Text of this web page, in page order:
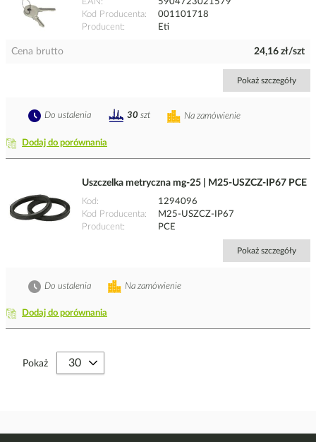
EAN
5904723021579
Kod Producenta
001101718
Producent
Eti
Cena brutto 24,16 zł/szt
Pokaż szczegóły
Dodaj do porównania
Na zamówienie
Do ustalenia 30 szt
Uszczelka metryczna mg-25 | M25-USZCZ-IP67 PCE
Kod
1294096
Kod Producenta
M25-USZCZ-IP67
Producent
PCE
Pokaż szczegóły
Dodaj do porównania
Na zamówienie
Do ustalenia
Pokaż